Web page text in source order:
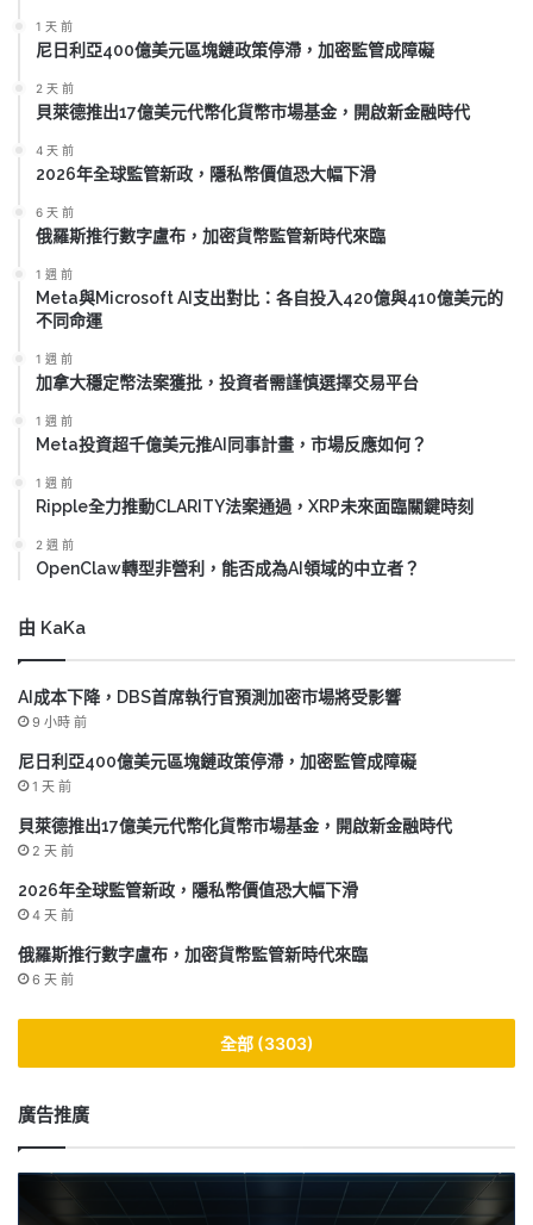
1 天 前
尼日利亞400億美元區塊鏈政策停滯，加密監管成障礙
2 天 前
貝萊德推出17億美元代幣化貨幣市場基金，開啟新金融時代
4 天 前
2026年全球監管新政，隱私幣價值恐大幅下滑
6 天 前
俄羅斯推行數字盧布，加密貨幣監管新時代來臨
1 週 前
Meta與Microsoft AI支出對比：各自投入420億與410億美元的
不同命運
1 週 前
加拿大穩定幣法案獲批，投資者需謹慎選擇交易平台
1 週 前
Meta投資超千億美元推AI同事計畫，市場反應如何？
1 週 前
Ripple全力推動CLARITY法案通過，XRP未來面臨關鍵時刻
2 週 前
OpenClaw轉型非營利，能否成為AI領域的中立者？
由 KaKa
AI成本下降，DBS首席執行官預測加密市場將受影響
9 小時 前
尼日利亞400億美元區塊鏈政策停滯，加密監管成障礙
1 天 前
貝萊德推出17億美元代幣化貨幣市場基金，開啟新金融時代
2 天 前
2026年全球監管新政，隱私幣價值恐大幅下滑
4 天 前
俄羅斯推行數字盧布，加密貨幣監管新時代來臨
6 天 前
全部 (3303)
廣告推廣